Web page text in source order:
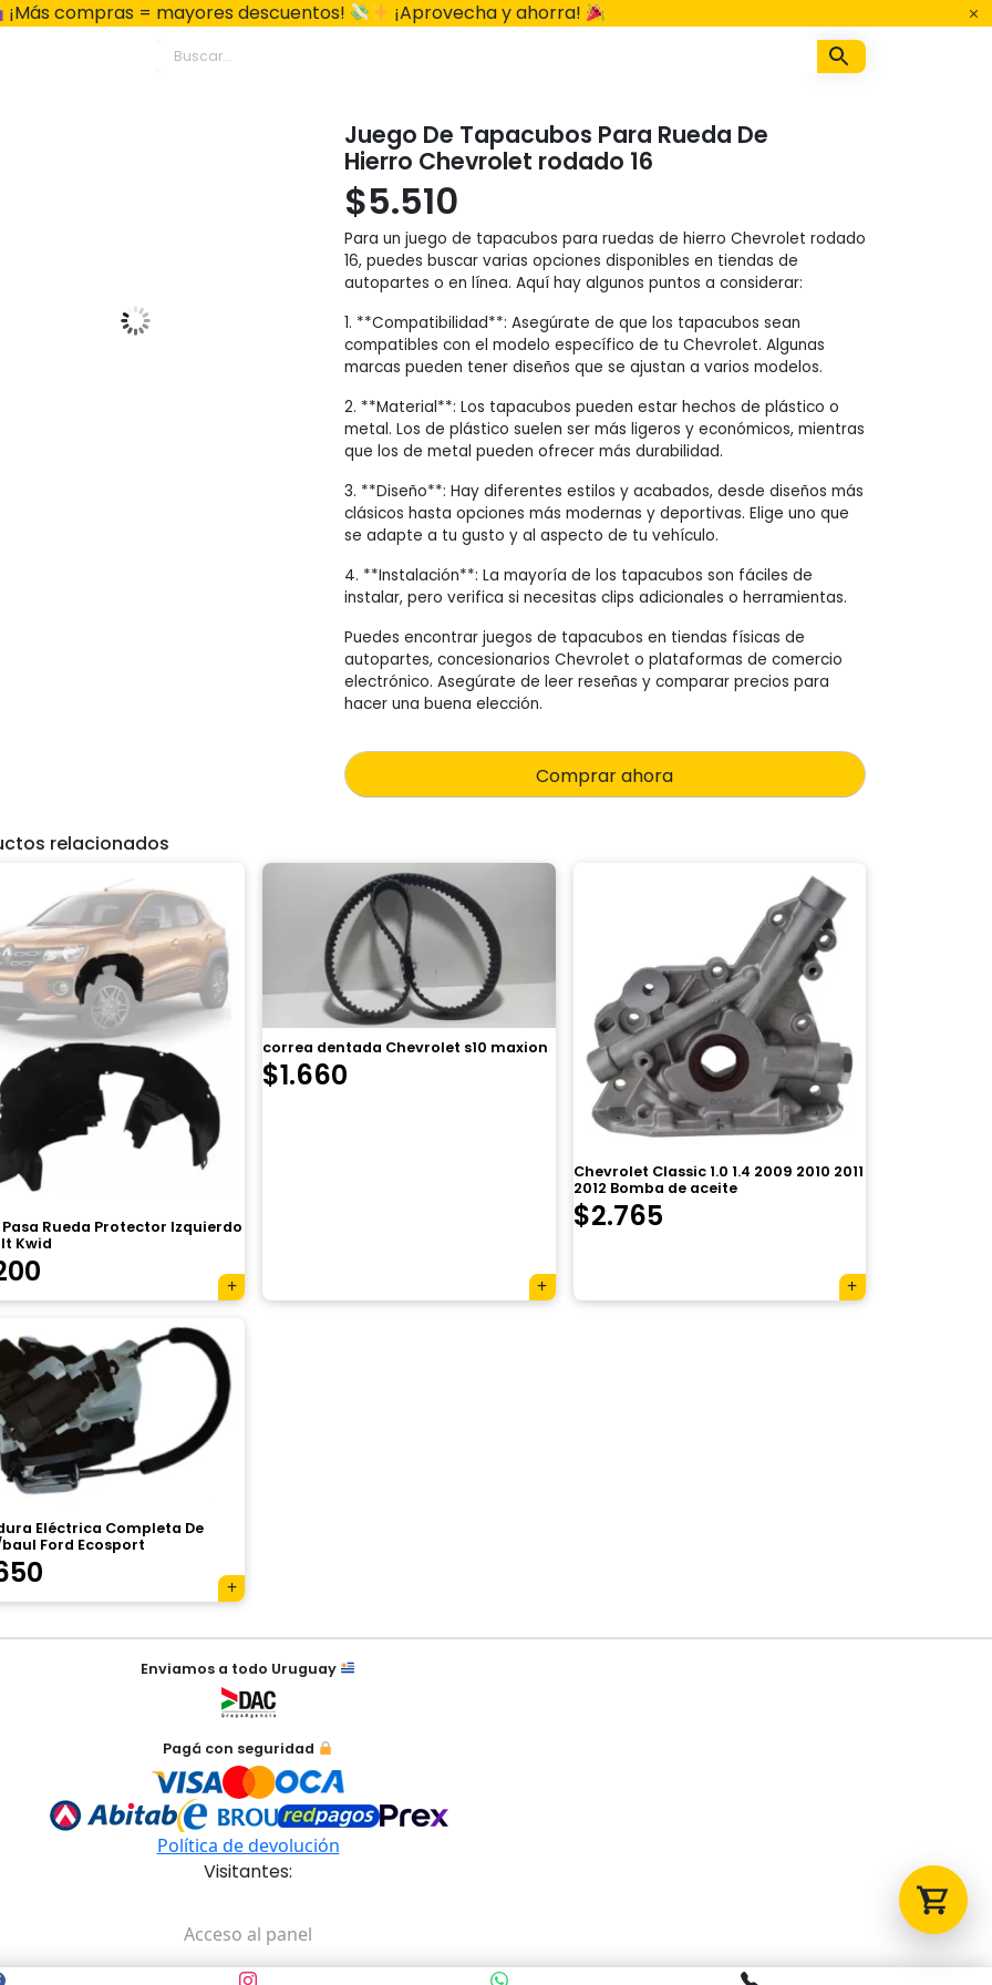
¡Más compras = mayores descuentos! ¡Aprovecha y ahorra!
Juego De Tapacubos Para Rueda De
Hierro Chevrolet rodado 16
$5.510
Para un juego de tapacubos para ruedas de hierro Chevrolet rodado
16, puedes buscar varias opciones disponibles en tiendas de
autopartes o en línea. Aquí hay algunos puntos a considerar:
1. **Compatibilidad**: Asegúrate de que los tapacubos sean
compatibles con el modelo específico de tu Chevrolet. Algunas
marcas pueden tener diseños que se ajustan a varios modelos.
2. **Material**: Los tapacubos pueden estar hechos de plástico o
metal. Los de plástico suelen ser más ligeros y económicos, mientras
que los de metal pueden ofrecer más durabilidad.
3. **Diseño**: Hay diferentes estilos y acabados, desde diseños más
clásicos hasta opciones más modernas y deportivas. Elige uno que
se adapte a tu gusto y al aspecto de tu vehículo.
4. **Instalación**: La mayoría de los tapacubos son fáciles de
instalar, pero verifica si necesitas clips adicionales o herramientas.
Puedes encontrar juegos de tapacubos en tiendas físicas de
autopartes, concesionarios Chevrolet o plataformas de comercio
electrónico. Asegúrate de leer reseñas y comparar precios para
hacer una buena elección.
Comprar ahora
relacionados
Pasa Rueda Protector Izquierdo
Kwid
correa dentada Chevrolet s10 maxion
$1.660
Chevrolet Classic 1.0 1.4 2009 2010 2011
2012 Bomba de aceite
El
original
$2.765El
actual
Eléctrica Completa De
Ford Ecosport
Enviamos a todo Uruguay
Pagá con seguridad
Política de devolución
Visitantes:
Acceso al panel